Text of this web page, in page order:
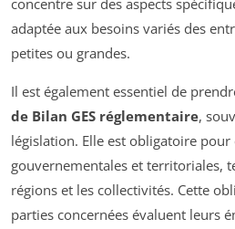
concentre sur des aspects
adaptée aux besoins variés des
petites ou grandes.
Il est également essentiel de
de Bilan GES réglementaire,
législation. Elle est obligatoire pour
gouvernementales et territoriales,
régions et les collectivités. Cette
parties concernées évaluent leurs